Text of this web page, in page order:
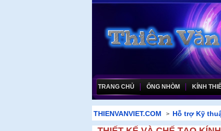
TRANG CHỦ ỐNG NHÒM KÍNH
THIENVANVIET.COM > Hỗ trợ Kỹ